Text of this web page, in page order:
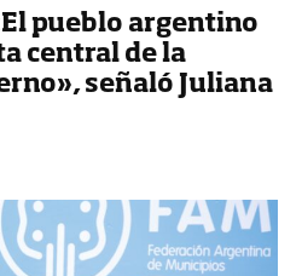
pueblo argentino
central de la
señaló Juliana